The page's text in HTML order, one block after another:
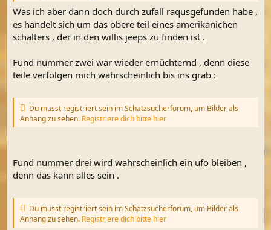
Was ich aber dann doch durch zufall raqusgefunden habe ,
es handelt sich um das obere teil eines amerikanichen
schalters , der in den willis jeeps zu finden ist .
Fund nummer zwei war wieder ernüchternd , denn diese
teile verfolgen mich wahrscheinlich bis ins grab :
Du musst registriert sein im Schatzsucherforum, um Bilder als
Anhang zu sehen. Registriere dich bitte hier
Fund nummer drei wird wahrscheinlich ein ufo bleiben ,
denn das kann alles sein .
Du musst registriert sein im Schatzsucherforum, um Bilder als
Anhang zu sehen. Registriere dich bitte hier